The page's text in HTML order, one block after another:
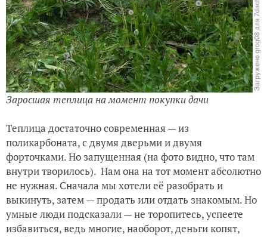
Заросшая теплица на момент покупки дачи
Теплица достаточно современная — из
поликарбоната, с двумя дверьми и двумя
форточками. Но запущенная (на фото видно, что там
внутри творилось). Нам она на тот момент абсолютно
не нужная. Сначала мы хотели её разобрать и
выкинуть, затем — продать или отдать знакомым. Но
умные люди подсказали — не торопитесь, успеете
избавиться, ведь многие, наоборот, деньги копят,